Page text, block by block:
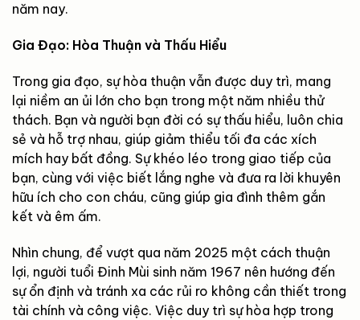
năm nay.
Gia Đạo: Hòa Thuận và Thấu Hiểu
Trong gia đạo, sự hòa thuận vẫn được duy trì, mang
lại niềm an ủi lớn cho bạn trong một năm nhiều thử
thách. Bạn và người bạn đời có sự thấu hiểu, luôn chia
sẻ và hỗ trợ nhau, giúp giảm thiểu tối đa các xích
mích hay bất đồng. Sự khéo léo trong giao tiếp của
bạn, cùng với việc biết lắng nghe và đưa ra lời khuyên
hữu ích cho con cháu, cũng giúp gia đình thêm gắn
kết và êm ấm.
Nhìn chung, để vượt qua năm 2025 một cách thuận
lợi, người tuổi Đinh Mùi sinh năm 1967 nên hướng đến
sự ổn định và tránh xa các rủi ro không cần thiết trong
tài chính và công việc. Việc duy trì sự hòa hợp trong